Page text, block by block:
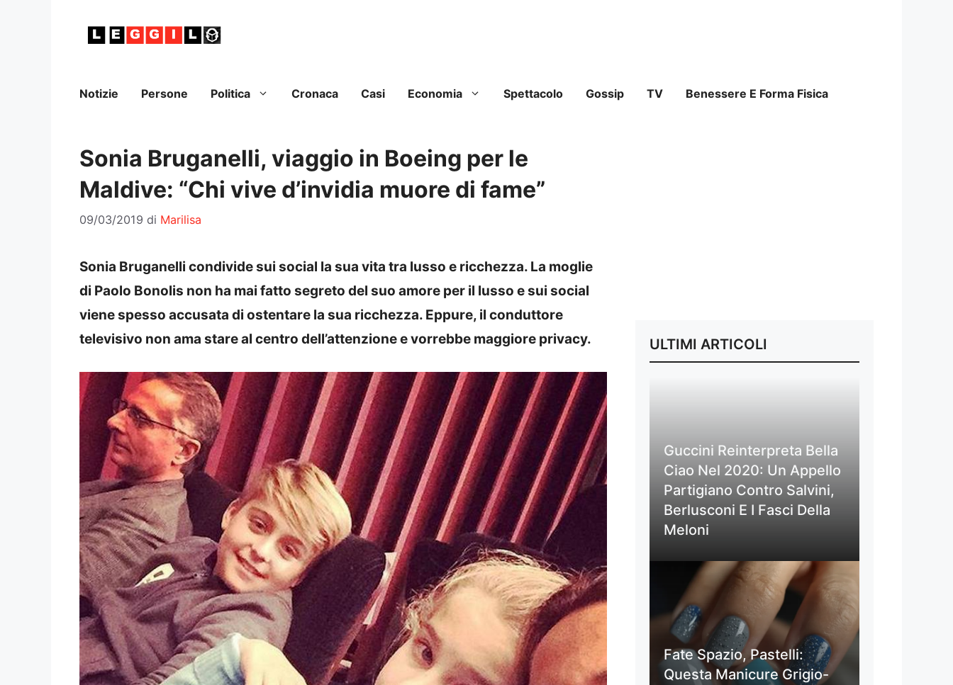
Notizie Persone Politica Cronaca Casi Economia Spettacolo Gossip TV Benessere E Forma Fisica
Sonia Bruganelli, viaggio in Boeing per le
Maldive: “Chi vive d’invidia muore di fame”
09/03/2019 di Marilisa
Sonia Bruganelli condivide sui social la sua vita tra lusso e ricchezza. La moglie
di Paolo Bonolis non ha mai fatto segreto del suo amore per il lusso e sui social
viene spesso accusata di ostentare la sua ricchezza. Eppure, il conduttore
televisivo non ama stare al centro dell’attenzione e vorrebbe maggiore privacy.
ULTIMI ARTICOLI
Guccini Reinterpreta Bella
Ciao Nel 2020: Un Appello
Partigiano Contro Salvini,
Berlusconi E I Fasci Della
Meloni
Fate Spazio, Pastelli:
Questa Manicure Grigio-